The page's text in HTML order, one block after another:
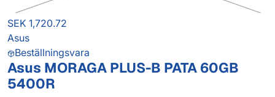
SEK 1,720.72
Asus
Beställningsvara
Asus MORAGA PLUS-B PATA 60GB
5400R